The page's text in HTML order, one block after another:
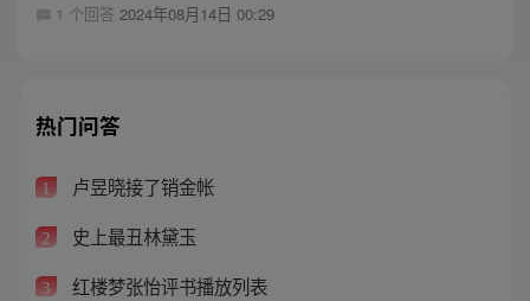
1 个回答 2024年08月14日 00:29
热门问答
1 卢昱晓接了销金帐
2 史上最丑林黛玉
3 红楼梦张怡评书播放列表